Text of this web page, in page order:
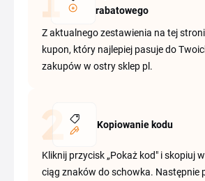
rabatowego
Z aktualnego zestawienia na tej
kupon, który najlepiej pasuje do
zakupów w ostry sklep pl.
Kopiowanie kodu
Kliknij przycisk „Pokaż kod" i skopiuj
ciąg znaków do schowka. Następnie